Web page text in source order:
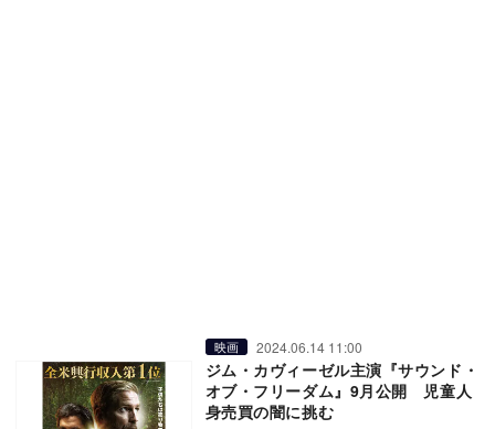
映画 2024.06.14 11:00
ジム・カヴィーゼル主演『サウンド・
オブ・フリーダム』9月公開 児童人
身売買の闇に挑む